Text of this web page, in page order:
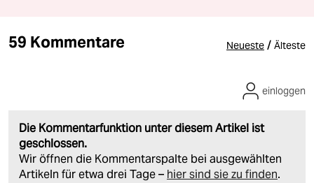
59 Kommentare Neueste / Älteste
Die Kommentarfunktion unter diesem Artikel ist
geschlossen.
Wir öffnen die Kommentarspalte bei ausgewählten
Artikeln für etwa drei Tage – hier sind sie zu finden.
einloggen